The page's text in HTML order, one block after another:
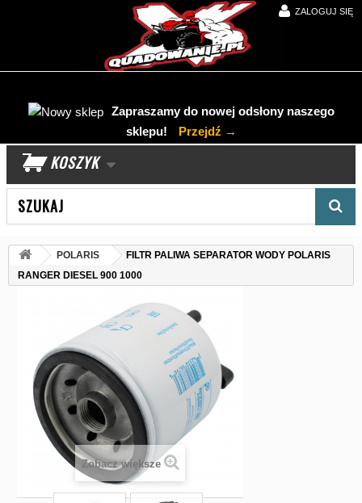
ZALOGUJ SIĘ
Zapraszamy do nowej odsłony naszego
sklepu!
Przejdź →
KOSZYK
POLARIS
FILTR PALIWA SEPARATOR WODY POLARIS
RANGER DIESEL 900 1000
Zobacz większe